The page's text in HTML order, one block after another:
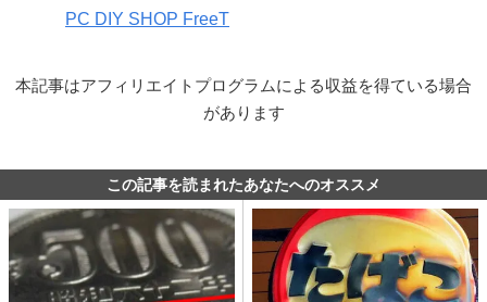
PC DIY SHOP FreeT
本記事はアフィリエイトプログラムによる収益を得ている場合
があります
この記事を読まれたあなたへのオススメ